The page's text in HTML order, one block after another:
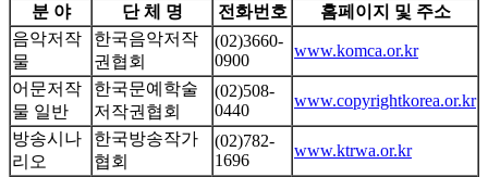
분 야
단 체 명 전화번호
홈페이지 및 주소
음악저작
물
한국음악저작
권협회
(02)3660-
0900
www.komca.or.kr
어문저작
물 일반
한국문예학술
저작권협회
(02)508-
0440
www.copyrightkorea.or.kr
방송시나
리오
한국방송작가
협회
(02)782-
1696
www.ktrwa.or.kr